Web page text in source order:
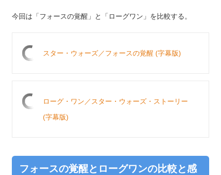
今回は「フォースの覚醒」と「ローグワン」を比較する。
スター・ウォーズ／フォースの覚醒 (字幕版)
ローグ・ワン／スター・ウォーズ・ストーリー
(字幕版)
フォースの覚醒とローグワンの比較と感